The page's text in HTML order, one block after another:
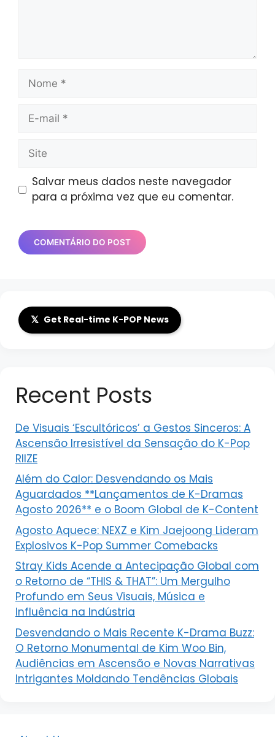
Nome
mail
Site
Salvar meus dados neste navegador
para a próxima vez que eu comentar.
𝕏 Get Real-time K-POP News
Recent Posts
De Visuais ‘Escultóricos’ a Gestos Sinceros: A
Ascensão Irresistível da Sensação do K-Pop
RIIZE
Além do Calor: Desvendando os Mais
Aguardados **Lançamentos de K-Dramas
Agosto 2026** e o Boom Global de K-Content
Agosto Aquece: NEXZ e Kim Jaejoong Lideram
Explosivos K-Pop Summer Comebacks
Stray Kids Acende a Antecipação Global com
o Retorno de “THIS & THAT”: Um Mergulho
Profundo em Seus Visuais, Música e
Influência na Indústria
Desvendando o Mais Recente K-Drama Buzz:
O Retorno Monumental de Kim Woo Bin,
Audiências em Ascensão e Novas Narrativas
Intrigantes Moldando Tendências Globais